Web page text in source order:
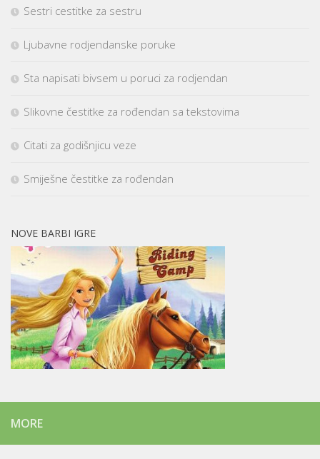
Sestri cestitke za sestru
Ljubavne rodjendanske poruke
Sta napisati bivsem u poruci za rodjendan
Slikovne čestitke za rođendan sa tekstovima
Citati za godišnjicu veze
Smiješne čestitke za rođendan
NOVE BARBI IGRE
MORE